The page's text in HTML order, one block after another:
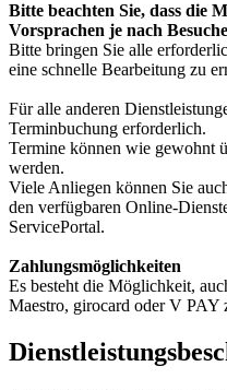
Bitte beachten Sie, dass die
Vorsprachen je nach
Bitte bringen Sie alle
eine schnelle Bearbeitung zu
Für alle anderen
Terminbuchung erforderlich.
Termine können wie gewohnt
werden.
Viele Anliegen können Sie
den verfügbaren Online-
ServicePortal.
Zahlungsmöglichkeiten
Es besteht die Möglichkeit,
Maestro, girocard oder V PAY